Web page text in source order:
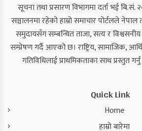
सूचना तथा प्रसारण विभागमा दर्ता भई
सञ्चालनमा रहेको हाम्रो समाचार पोर्टलले
समुदायसँग सम्बन्धित ताजा, सत्य र
सम्प्रेषण गर्दै आएको छ। राष्ट्रिय, सामाजिक,
गतिविधिलाई प्राथमिकताका साथ प्रस्तुत गर्नु
Quick Link
Home
हाम्रो बारेमा